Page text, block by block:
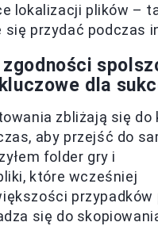
lokalizacji plików –
się przydać podczas
dla
zbliżają się do
aby przejść do
folder gry i
które wcześniej
przypadków
się do